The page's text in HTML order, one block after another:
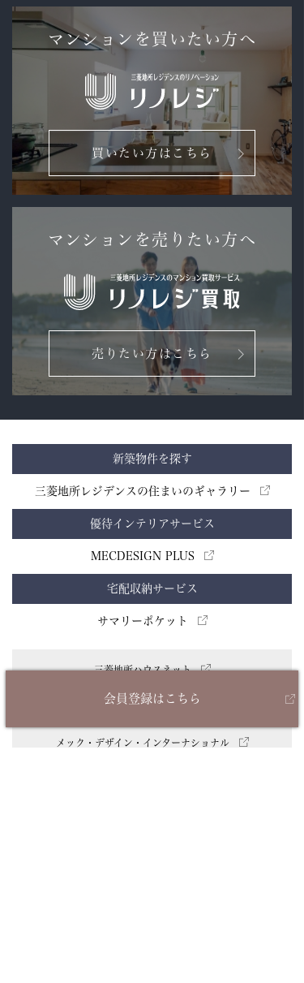
会員登録はこちら
マンションを買いたい方へ
買いたい方はこちら
マンションを売りたい方へ
売りたい方はこちら
新築物件を探す
三菱地所レジデンスの住まいのギャラリー
優待インテリアサービス
MECDESIGN PLUS
宅配収納サービス
サマリーポケット
三菱地所ハウスネット
三菱地所ホーム
メック・デザイン・インターナショナル